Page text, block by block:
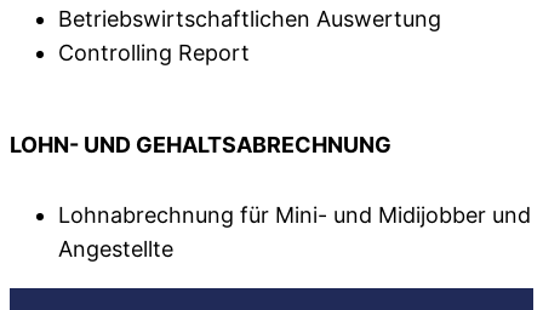
Betriebswirtschaftlichen Auswertung
Controlling Report
LOHN- UND GEHALTSABRECHNUNG
Lohnabrechnung für Mini- und Midijobber und
Angestellte